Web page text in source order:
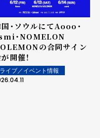
・ソウルにてAooo・
・NOMELON
の合同サイン
開催！
ライブ／イベント情報